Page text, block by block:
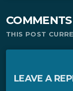
COMMENTS
THIS POST
LEAVE A